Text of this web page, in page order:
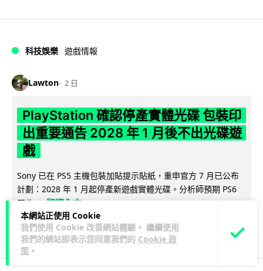
本網站正使用 Cookie
我們使用 Cookie 改善網站體驗。 繼續使用
我們的網站即表示您同意我們的 Cookie 政
策 。
科技娛樂 遊戲情報
Lawton 2 日
PlayStation 確認停產實體光碟 包裝印
出重要通告 2028 年 1 月後不出光碟遊
戲
Sony 已在 PS5 主機包裝加貼提示貼紙，重申官方 7 月已公布
計劃：2028 年 1 月起停產新遊戲實體光碟。分析師預期 PS6
因此... 閱讀全文
175 78 ↗ 分享